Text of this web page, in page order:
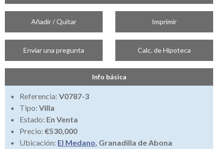
Añadir / Quitar Imprimir
Enviar una pregunta Calc. de Hipoteca
Info básica
Referencia: V0787-3
Tipo: Villa
Estado: En Venta
Precio: €530,000
Ubicación: El Medano, Granadilla de Abona